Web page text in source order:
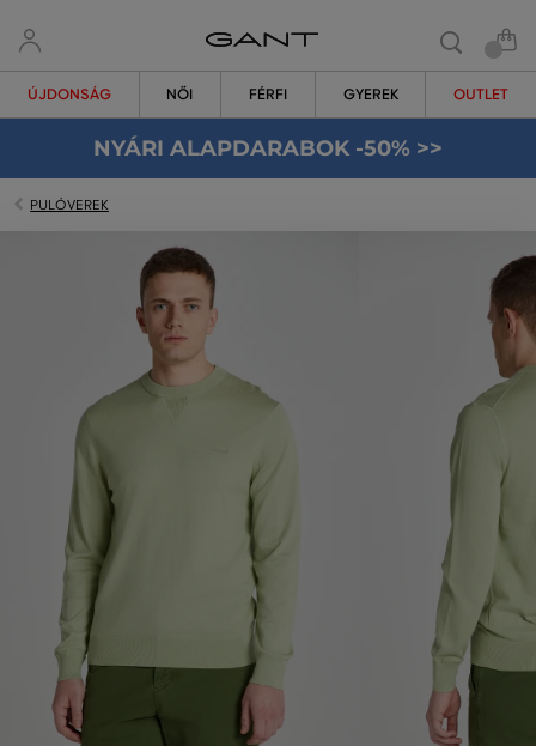
ÚJDONSÁG NŐI FÉRFI GYEREK OUTLET
NYÁRI ALAPDARABOK -50% >>
PULÓVEREK